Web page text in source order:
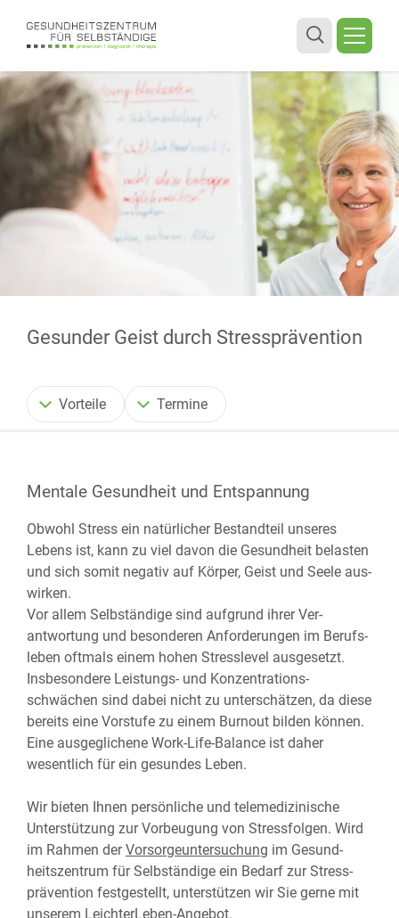
Gesunder Geist durch Stressprävention
Vorteile Termine
Mentale Gesundheit und Ent­spannung
Obwohl Stress ein natürlicher Bestand­teil unseres
Lebens ist, kann zu viel davon die Gesund­heit be­lasten
und sich somit negativ auf Körper, Geist und Seele aus­
wirken.
Vor allem Selbständige sind auf­grund ihrer Ver­
antwortung und besonderen An­forderungen im Berufs­
leben oftmals einem hohen Stress­level aus­ge­setzt.
Insbesondere Leistungs- und Konzentrations­
schwächen sind dabei nicht zu unter­schätzen, da diese
bereits eine Vor­stufe zu einem Burnout bilden können.
Eine aus­ge­glichene Work-Life-Balance ist daher
wesentlich für ein gesundes Leben.
Wir bieten Ihnen persönliche und tele­medizinische
Unter­stützung zur Vor­beugung von Stress­folgen. Wird
im Rahmen derVorsorgeuntersuchung im Gesund­
heits­zentrum für Selbständige ein Bedarf zur Stress­
prävention fest­ge­stellt, unter­stützen wir Sie gerne mit
unserem LeichterLeben-Angebot.